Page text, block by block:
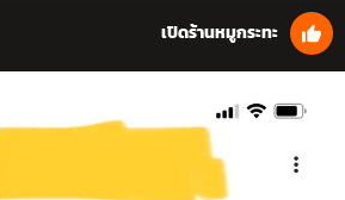
เปิดร้านหมูกระทะ